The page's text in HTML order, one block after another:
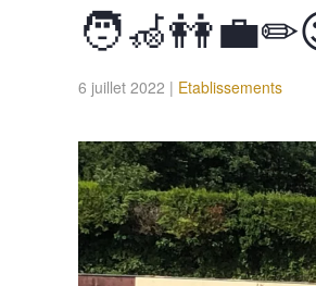
6 juillet 2022 | Etablissements